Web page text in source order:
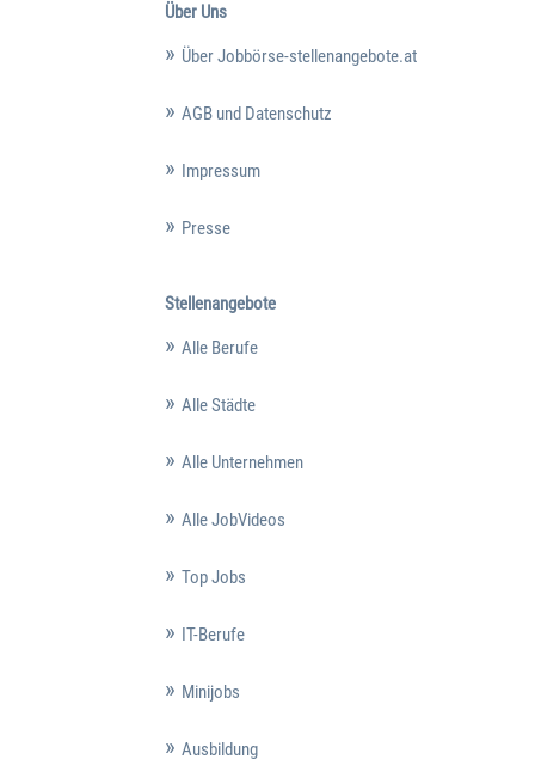
Über Uns
Über Jobbörse-stellenangebote.at
AGB und Datenschutz
Impressum
Presse
Stellenangebote
Alle Berufe
Alle Städte
Alle Unternehmen
Alle JobVideos
Top Jobs
IT-Berufe
Minijobs
Ausbildung